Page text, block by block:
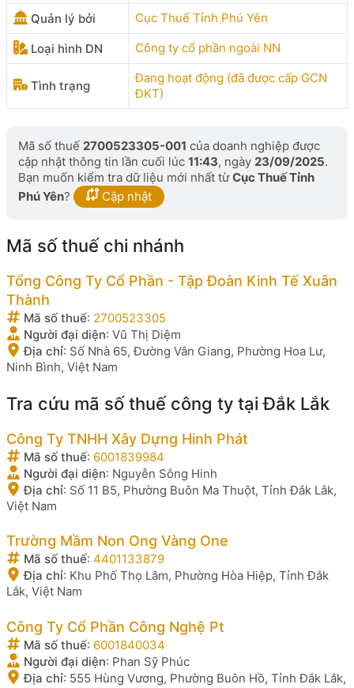
Quản lý bởi Cục Thuế Tỉnh Phú Yên
Loại hình DN Công ty cổ phần ngoài NN
Tình trạng
Đang hoạt động (đã được cấp GCN
ĐKT)
Mã số thuế 2700523305-001 của doanh nghiệp được
cập nhật thông tin lần cuối lúc 11:43, ngày 23/09/2025.
Bạn muốn kiểm tra dữ liệu mới nhất từCục Thuế Tỉnh
Phú Yên? Cập nhật
Mã số thuế chi nhánh
Tổng Công Ty Cổ Phần - Tập Đoàn Kinh Tế Xuân
Thành
Mã số thuế: 2700523305
Người đại diện: Vũ Thị Diệm
Địa chỉ: Số Nhà 65, Đường Vân Giang, Phường Hoa Lư,
Ninh Bình, Việt Nam
Tra cứu mã số thuế công ty tại Đắk Lắk
Công Ty TNHH Xây Dựng Hinh Phát
Mã số thuế: 6001839984
Người đại diện: Nguyễn Sông Hinh
Địa chỉ: Số 11 B5, Phường Buôn Ma Thuột, Tỉnh Đắk Lắk,
Việt Nam
Trường Mầm Non Ong Vàng One
Mã số thuế: 4401133879
Địa chỉ: Khu Phố Thọ Lâm, Phường Hòa Hiệp, Tỉnh Đắk
Lắk, Việt Nam
Công Ty Cổ Phần Công Nghệ Pt
Mã số thuế: 6001840034
Người đại diện: Phan Sỹ Phúc
Địa chỉ: 555 Hùng Vương, Phường Buôn Hồ, Tỉnh Đắk Lắk,